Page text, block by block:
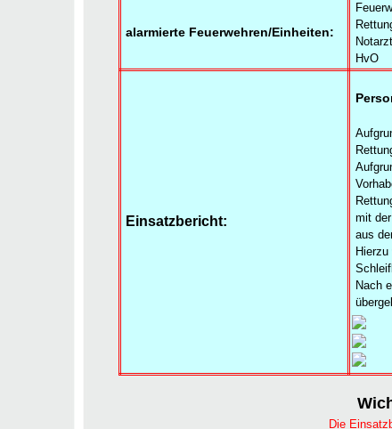
alarmierte Feuerwehren/Einheiten:
Notarzt
HvO
Einsatzbericht:
mit
aus
Nach
Die